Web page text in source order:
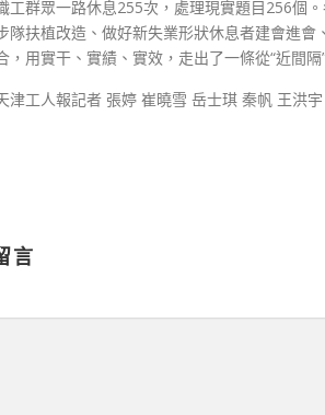
工群眾一路休息255次，處理現實題目256個
隊扶植改造、做好新失業形狀休息者建會進
，用實干、實績、實效，走出了一條從“近間隔
津工人報記者 張婷 崔曉雪 岳士琪 秦帆 王洪
言